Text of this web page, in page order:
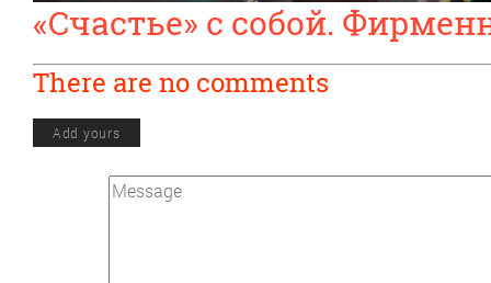
«Счастье» с собой.
There are no comments
Add yours